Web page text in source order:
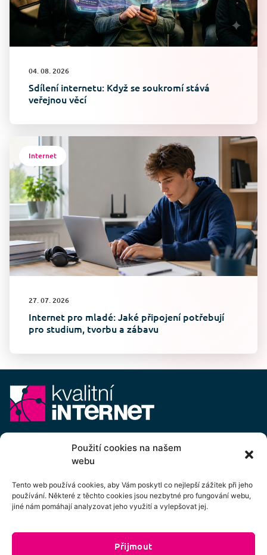
Použití cookies na našem
webu
Tento web používá cookies, aby Vám poskytl co nejlepší zážitek při jeho
používání. Některé z těchto cookies jsou nezbytné pro fungování webu,
jiné nám pomáhají analyzovat jeho využití a vylepšovat jej.
Přijmout
04. 08. 2026
Sdílení internetu: Když se soukromí stává
veřejnou věcí
Internet
27. 07. 2026
Internet pro mladé: Jaké připojení potřebují
pro studium, tvorbu a zábavu
info@kvalitni-internet.cz
pobočného spolku Kvalitní internet ICTP, z.s.
Cenový výměr pobočného spolku Kvalitní internet ICTP, z.s.
Přihlášení k odběru newsletteru